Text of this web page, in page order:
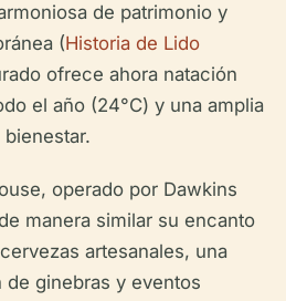
de patrimonio y
(Historia de Lido
ofrece ahora natación
el año (24°C) y una amplia
operado por Dawkins
manera similar su encanto
artesanales, una
ginebras y eventos